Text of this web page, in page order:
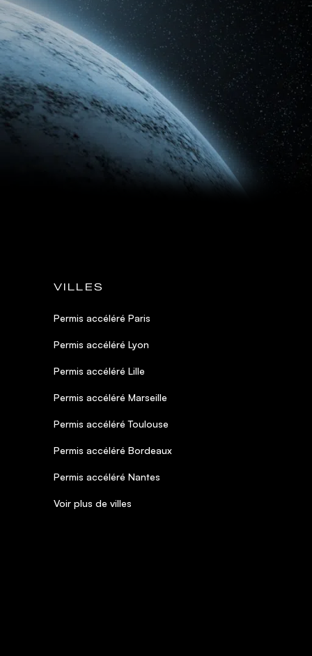
VILLES
Permis accéléré Paris
Permis accéléré Lyon
Permis accéléré Lille
Permis accéléré Marseille
Permis accéléré Toulouse
Permis accéléré Bordeaux
Permis accéléré Nantes
Voir plus de villes